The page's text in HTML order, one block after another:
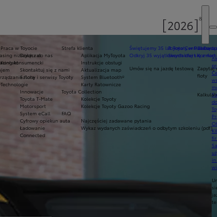
Świętujemy 35 lat Toyoty w Polsce
Odkryj 35 wyjątkowych ofert
Umów się na jazdę testową
Praca w Toyocie
Dołącz do nas
Kontakt
Skontaktuj się z nami
Salony i serwisy Toyoty
Technologie
Innowacje
Toyota T-Mate
Motorsport
System eCall
Cyfrowy opiekun auta
Ładowanie
Connected
Toyota Central
Skontaktuj się z
niższych rat
konsumencki
flotą
Komfort
Zapytaj
floty
Strefa klienta
Aplikacja MyToyota
Instrukcje obsługi
Aktualizacja map
System Bluetooth®
Karty Ratownicze
Toyota Collection
Kolekcje Toyoty
Kolekcje Toyoty Gazoo Racing
FAQ
Najczęściej zadawane pytania
Wykaz wydanych zaświadczeń o odbytym szkoleniu (pdf)